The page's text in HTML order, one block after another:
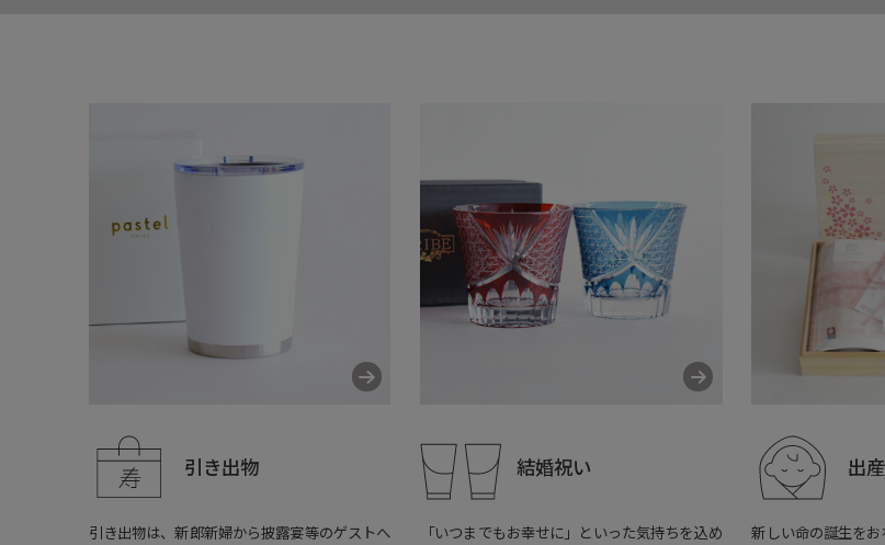
引き出物
引き出物は、新郎新婦から披露宴等のゲストへ
結婚祝い
「いつまでもお幸せに」といった気持ちを込め
出
新しい命の誕生を